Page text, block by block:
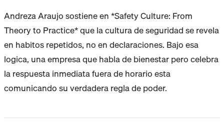
Andreza Araujo sostiene en *Safety Culture: From
Theory to Practice* que la cultura de seguridad se revela
en habitos repetidos, no en declaraciones. Bajo esa
logica, una empresa que habla de bienestar pero celebra
la respuesta inmediata fuera de horario esta
comunicando su verdadera regla de poder.